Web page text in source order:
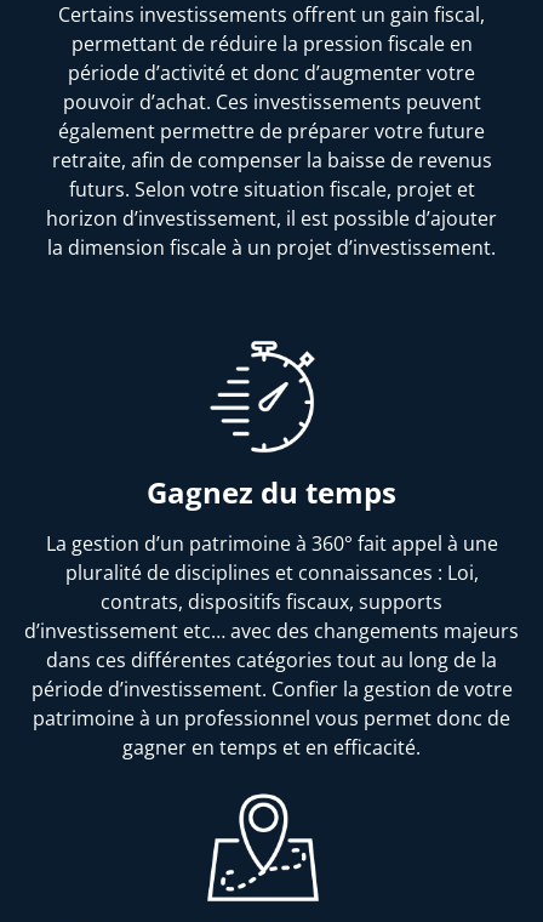
Certains investissements offrent un gain fiscal,
permettant de réduire la pression fiscale en
période d’activité et donc d’augmenter votre
pouvoir d’achat. Ces investissements peuvent
également permettre de préparer votre future
retraite, afin de compenser la baisse de revenus
futurs. Selon votre situation fiscale, projet et
horizon d’investissement, il est possible d’ajouter
la dimension fiscale à un projet d’investissement.
Gagnez du temps
La gestion d’un patrimoine à 360° fait appel à une
pluralité de disciplines et connaissances : Loi,
contrats, dispositifs fiscaux, supports
d’investissement etc… avec des changements majeurs
dans ces différentes catégories tout au long de la
période d’investissement. Confier la gestion de votre
patrimoine à un professionnel vous permet donc de
gagner en temps et en efficacité.